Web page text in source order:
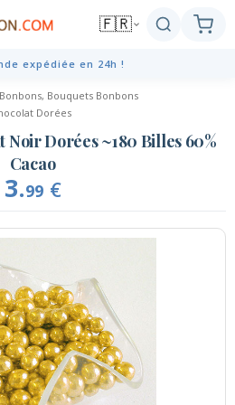
Bar
🇫🇷
expédiée en 24h !
Bouquets Bonbons
Dorées
Noir Dorées ~180 Billes 60%
Cacao
3.99 €